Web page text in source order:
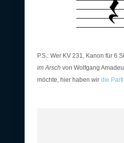
P.S.: Wer KV 231, Kanon für 6
im Arsch von Wolfgang
möchte, hier haben wir die